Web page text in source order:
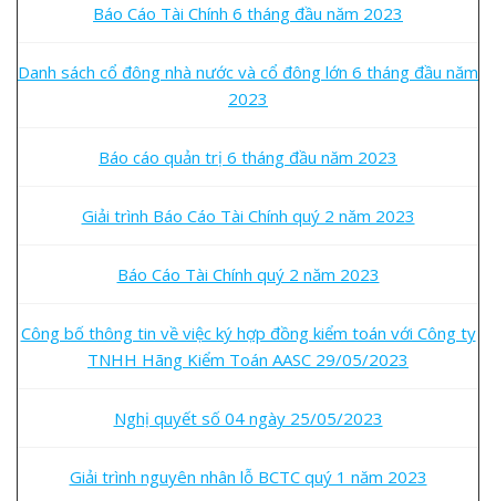
Báo Cáo Tài Chính 6 tháng đầu năm 2023
Danh sách cổ đông nhà nước và cổ đông lớn 6 tháng đầu năm
2023
Báo cáo quản trị 6 tháng đầu năm 2023
Giải trình Báo Cáo Tài Chính quý 2 năm 2023
Báo Cáo Tài Chính quý 2 năm 2023
Công bố thông tin về việc ký hợp đồng kiểm toán với Công ty
TNHH Hãng Kiểm Toán AASC 29/05/2023
Nghị quyết số 04 ngày 25/05/2023
Giải trình nguyên nhân lỗ BCTC quý 1 năm 2023